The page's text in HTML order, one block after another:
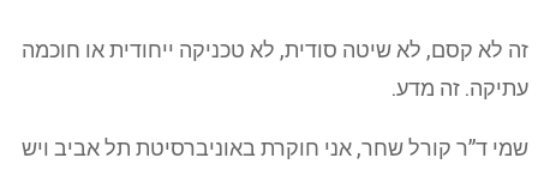
זה לא קסם, לא שיטה סודית, לא טכניקה ייחודית או חוכמה
עתיקה. זה מדע.
שמי ד”ר קורל שחר, אני חוקרת באוניברסיטת תל אביב ויש